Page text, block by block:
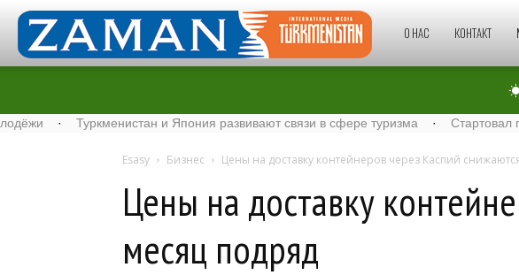
Zaman
О НАС КОНТАКТ
· Туркменистан и Япония развивают связи в сфере туризма · Стартовал приём
Esasy Бизнес Цены на доставку контейнеров через Каспий
Цены на доставку
месяц подряд